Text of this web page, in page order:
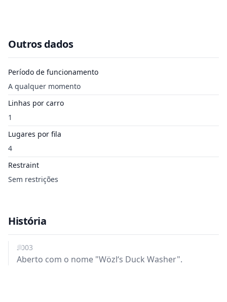
Outros dados
Período de funcionamento
A qualquer momento
Linhas por carro
1
Lugares por fila
4
Restraint
Sem restrições
História
2003
Aberto com o nome "Wözl‘s Duck Washer".